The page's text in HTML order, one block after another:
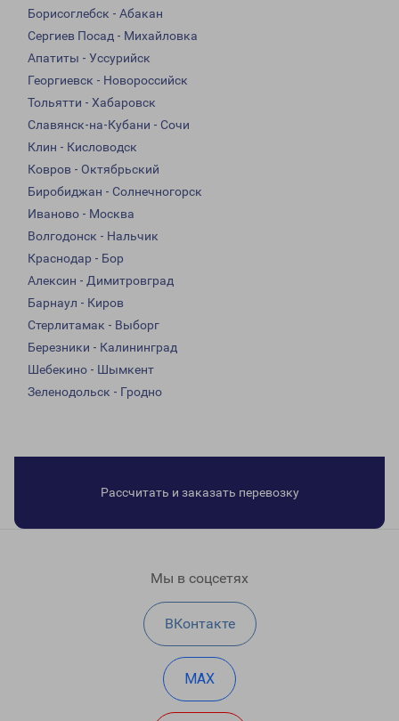
Борисоглебск - Абакан
Сергиев Посад - Михайловка
Апатиты - Уссурийск
Георгиевск - Новороссийск
Тольятти - Хабаровск
Славянск-на-Кубани - Сочи
Клин - Кисловодск
Ковров - Октябрьский
Биробиджан - Солнечногорск
Иваново - Москва
Волгодонск - Нальчик
Краснодар - Бор
Алексин - Димитровград
Барнаул - Киров
Стерлитамак - Выборг
Березники - Калининград
Шебекино - Шымкент
Зеленодольск - Гродно
Рассчитать и заказать перевозку
Мы в соцсетях
ВКонтакте
MAX